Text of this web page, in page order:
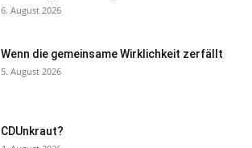
6. August 2026
Wenn die gemeinsame Wirklichkeit zerfällt
5. August 2026
CDUnkraut?